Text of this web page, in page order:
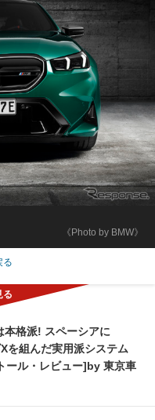
《Photo by BMW》
る
本格派! スペーシアに
を組んだ実用派システム
ール・レビュー]by 東京車